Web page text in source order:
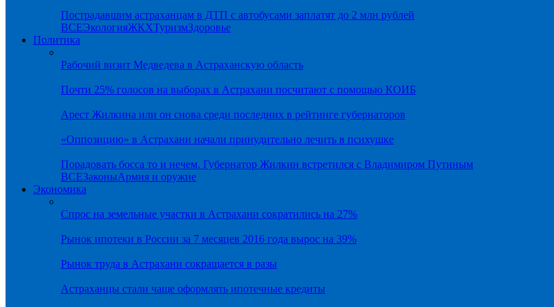
Пострадавшим астраханцам в ДТП с автобусами заплатят до 2 млн рублей
ВСЕЭкологияЖКХТуризмЗдоровье
Политика
Рабочий визит Медведева в Астраханскую область
Почти 25% голосов на выборах в Астрахани посчитают с помощью КОИБ
Арест Жилкина или он снова среди последних в рейтинге губернаторов
«Оппозицию» в Астрахани начали принудительно лечить в психушке
Порадовать босса то и нечем. Губернатор Жилкин встретился с Владимиром Путиным
ВСЕЗаконыАрмия и оружие
Экономика
Спрос на земельные участки в Астрахани сократились на 27%
Рынок ипотеки в России за 7 месяцев 2016 года вырос на 39%
Рынок труда в Астрахани сокращается в разы
Астраханцы стали чаще оформлять ипотечные кредиты